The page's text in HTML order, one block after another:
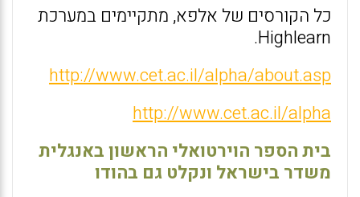
כל הקורסים של אלפא, מתקיימים במערכת
Highlearn.
http://www.cet.ac.il/alpha/about.asp
http://www.cet.ac.il/alpha
בית הספר הוירטואלי הראשון באנגלית
משדר בישראל ונקלט גם בהודו